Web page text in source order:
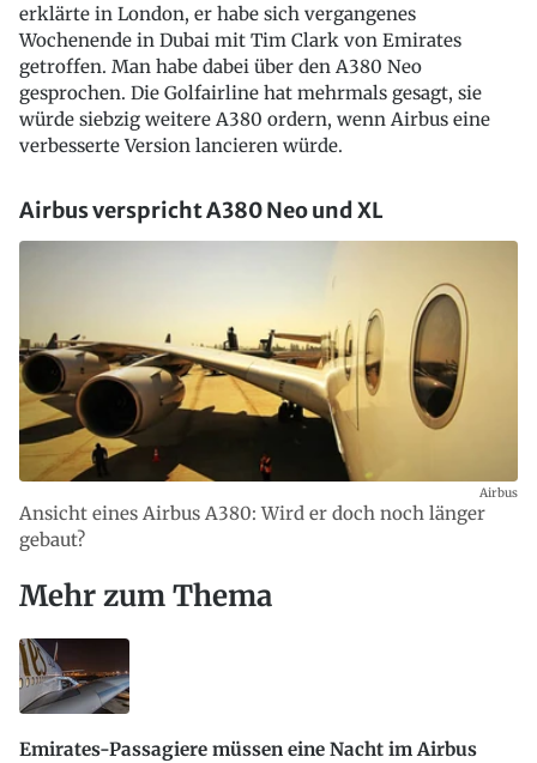
erklärte in London, er habe sich vergangenes
Wochenende in Dubai mit Tim Clark von Emirates
getroffen. Man habe dabei über den A380 Neo
gesprochen. Die Golfairline hat mehrmals gesagt, sie
würde siebzig weitere A380 ordern, wenn Airbus eine
verbesserte Version lancieren würde.
Airbus verspricht A380 Neo und XL
Ansicht eines Airbus A380: Wird er doch noch länger
gebaut?
Airbus
Mehr zum Thema
Emirates-Passagiere müssen eine Nacht im Airbus